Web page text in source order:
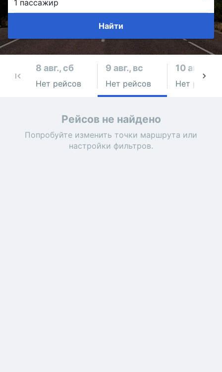
Найти
8 авг., сб
Нет рейсов
9 авг., вс
Нет рейсов
10 авг., пн
Нет рейсов
Рейсов не найдено
Попробуйте изменить точки маршрута или
настройки фильтров.